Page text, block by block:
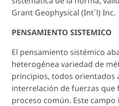
Grant Geophysical (Int´l) Inc.
PENSAMIENTO SISTEMICO
El pensamiento sistémico
heterogénea variedad de
principios, todos orientados
interrelación de fuerzas que
proceso común. Este